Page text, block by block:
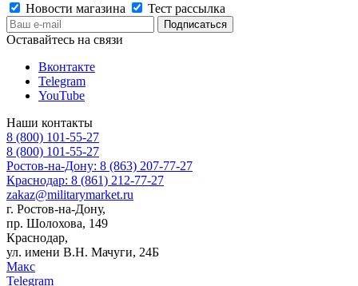
Новости магазина
Тест рассылка
Оставайтесь на связи
Вконтакте
Telegram
YouTube
Наши контакты
8 (800) 101-55-27
8 (800) 101-55-27
Ростов-на-Дону: 8 (863) 207-77-27
Краснодар: 8 (861) 212-77-27
zakaz@militarymarket.ru
г. Ростов-на-Дону,
пр. Шолохова, 149
Краснодар,
ул. имени В.Н. Мачуги, 24Б
Макс
Telegram